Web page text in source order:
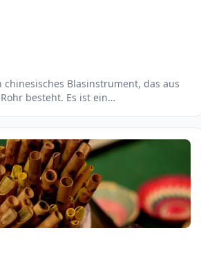
chinesisches Blasinstrument, das aus
Es ist ein
erzeugt. Der Bawu ist ein
das in einer Vielzahl von
werden kann, von traditioneller
hin zu Jazz und Pop. Es ist ein
Instrument, das eine breite
erzeugen kann.